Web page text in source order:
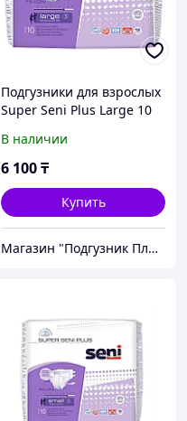
Подгузники для взрослых
Super Seni Plus Large 10
В наличии
6 100₸
Купить
Магазин "Подгузник Плюс"